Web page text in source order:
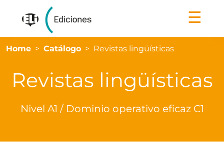
☰
Home Catálogo Revistas lingüísticas
Revistas lingüísticas
Nivel A1 / Dominio operativo eficaz C1